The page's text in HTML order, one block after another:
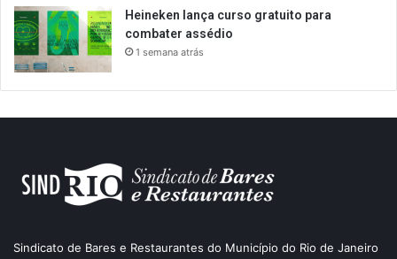
Heineken lança curso gratuito para
combater assédio
1 semana atrás
Sindicato de Bares e Restaurantes do Município do Rio de Janeiro